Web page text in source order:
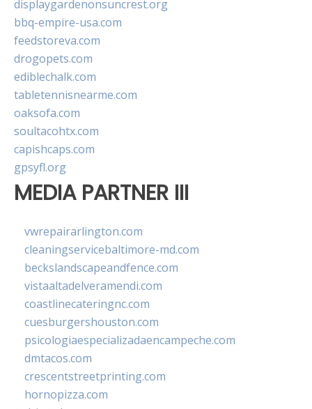
displaygardenonsuncrest.org
bbq-empire-usa.com
feedstoreva.com
drogopets.com
ediblechalk.com
tabletennisnearme.com
oaksofa.com
soultacohtx.com
capishcaps.com
gpsyfl.org
MEDIA PARTNER III
vwrepairarlington.com
cleaningservicebaltimore-md.com
beckslandscapeandfence.com
vistaaltadelveramendi.com
coastlinecateringnc.com
cuesburgershouston.com
psicologiaespecializadaencampeche.com
dmtacos.com
crescentstreetprinting.com
hornopizza.com